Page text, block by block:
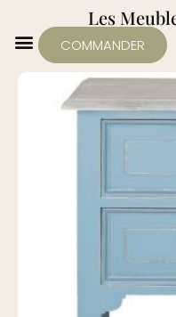
Les
COMMANDER